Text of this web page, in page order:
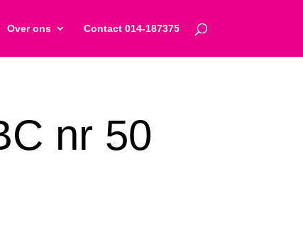
Over ons Contact 014-187375
nr 50